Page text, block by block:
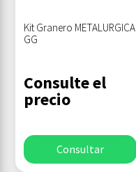
Kit Granero METALURGICA
GG
Consulte el
precio
Consultar